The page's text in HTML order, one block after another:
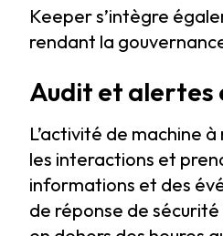
Keeper s’intègre
rendant la
Audit et alertes
L’activité de machine
les interactions et
informations et des
de réponse de